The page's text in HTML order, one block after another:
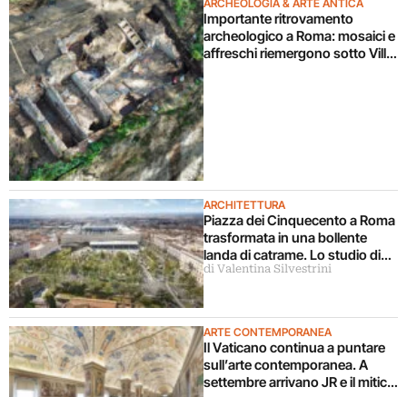
ARCHEOLOGIA & ARTE ANTICA
Importante ritrovamento
archeologico a Roma: mosaici e
affreschi riemergono sotto Villa
ARCHITETTURA
Piazza dei Cinquecento a Roma
trasformata in una bollente
landa di catrame. Lo studio di
architettura disconosce il
di Valentina Silvestrini
ARTE CONTEMPORANEA
Il Vaticano continua a puntare
sull’arte contemporanea. A
settembre arrivano JR e il mitico